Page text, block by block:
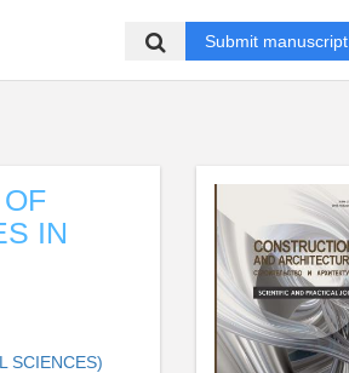
Submit manuscript
IN
SCIENCES)